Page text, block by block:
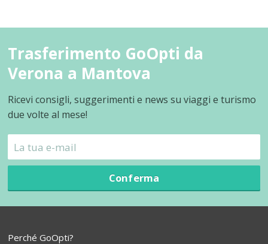
Trasferimento GoOpti da
Verona a Mantova
Ricevi consigli, suggerimenti e news su viaggi e turismo
due volte al mese!
Conferma
Perché GoOpti?